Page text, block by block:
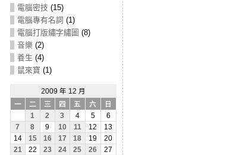
電腦密技 (15)
電腦專有名詞 (1)
電腦打版繡字繡圖 (8)
音樂 (2)
養生 (4)
鼠來寶 (1)
2009 年 12 月
一
二 三 四 五 六
日
1
2 3 4 5
6
7
8 9 10 11 12
13
14
15 16 17 18 19
20
21
22 23 24 25 26
27